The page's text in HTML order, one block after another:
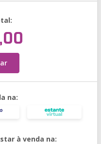
na:
à venda na: